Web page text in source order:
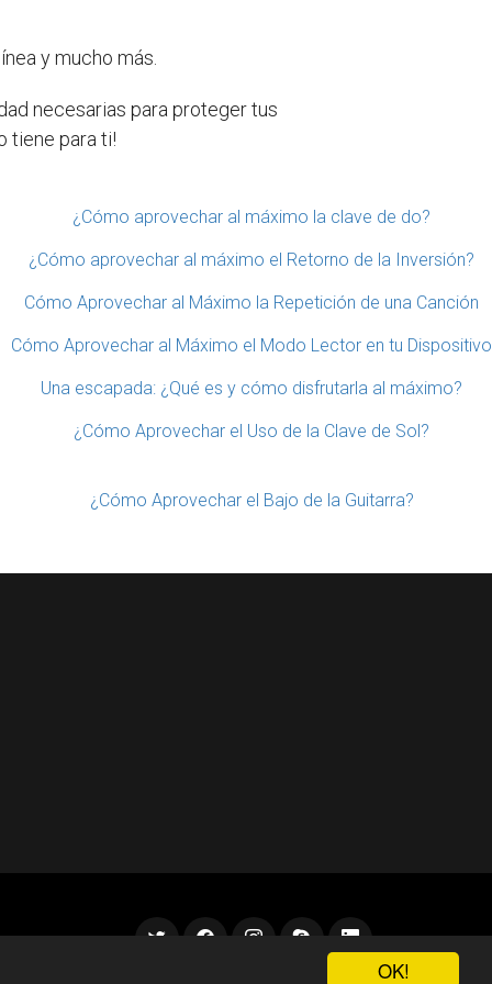
OK!
y mucho más.
necesarias para proteger tus
tiene para ti!
¿Cómo aprovechar al máximo la clave de do?
¿Cómo aprovechar al máximo el Retorno de la Inversión?
Cómo Aprovechar al Máximo la Repetición de una Canción
Cómo Aprovechar al Máximo el Modo Lector en tu Dispositivo
Una escapada: ¿Qué es y cómo disfrutarla al máximo?
¿Cómo Aprovechar el Uso de la Clave de Sol?
¿Cómo Aprovechar el Bajo de la Guitarra?